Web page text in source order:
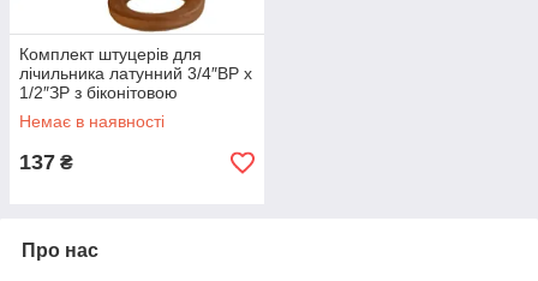
Комплект штуцерів для
лічильника латунний 3/4″ВР х
1/2″ЗР з біконітовою
прокладкою Б2709-1КбА
(000026254)
Немає в наявності
137 ₴
Про нас